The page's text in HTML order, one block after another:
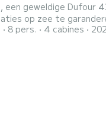
een geweldige
heeft 4 hutten met totaal comfort en een
van 13 meter en
8 pers. 4 cabines